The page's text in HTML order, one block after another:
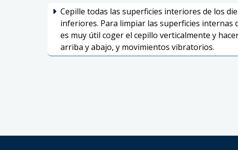
Cepille todas las superficies interiores de los
inferiores. Para limpiar las superficies internas
es muy útil coger el cepillo verticalmente y
arriba y abajo, y movimientos vibratorios.